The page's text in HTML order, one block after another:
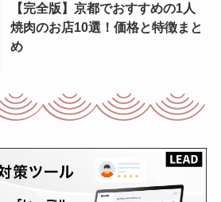
【完全版】京都でおすすめの1人
焼肉のお店10選！価格と特徴まと
め